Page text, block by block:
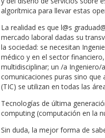
algorítmica para llevar estas
La realidad es que l@s
mercado laboral dadas su
la sociedad: se necesitan
médico y en el sector
multidisciplinar; un /a
comunicaciones puras sino
(TIC) se utilizan en todas las
Tecnologías de última
computing (computación en la
Sin duda, la mejor forma de